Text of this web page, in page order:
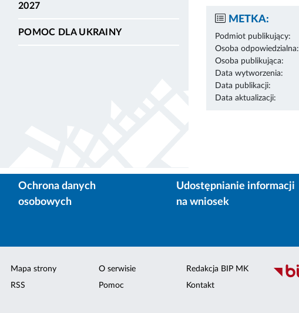
2027
POMOC DLA UKRAINY
METKA:
Podmiot publikujący:
Osoba odpowiedzialna:
Osoba publikująca:
Data wytworzenia:
Data publikacji:
Data aktualizacji:
Ochrona danych
osobowych
Udostępnianie informacji
na wniosek
Mapa strony
RSS
O serwisie
Pomoc
Redakcja BIP MK
Kontakt